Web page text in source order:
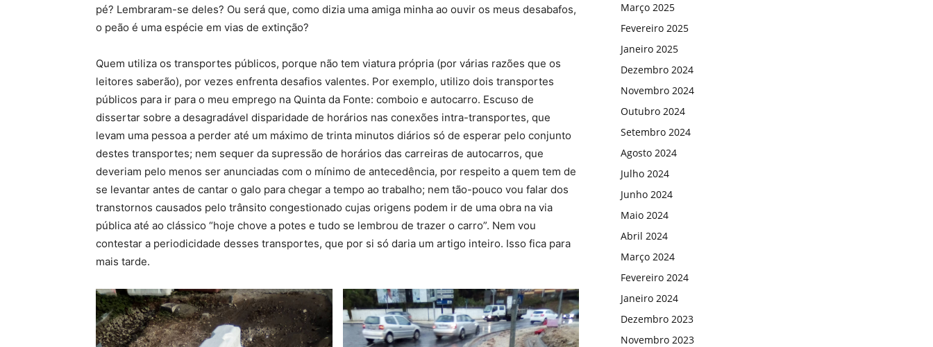
pé? Lembraram-se deles? Ou será que, como dizia uma amiga minha ao ouvir os meus desabafos,
o peão é uma espécie em vias de extinção?
Quem utiliza os transportes públicos, porque não tem viatura própria (por várias razões que os
leitores saberão), por vezes enfrenta desafios valentes. Por exemplo, utilizo dois transportes
públicos para ir para o meu emprego na Quinta da Fonte: comboio e autocarro. Escuso de
dissertar sobre a desagradável disparidade de horários nas conexões intra-transportes, que
levam uma pessoa a perder até um máximo de trinta minutos diários só de esperar pelo conjunto
destes transportes; nem sequer da supressão de horários das carreiras de autocarros, que
deveriam pelo menos ser anunciadas com o mínimo de antecedência, por respeito a quem tem de
se levantar antes de cantar o galo para chegar a tempo ao trabalho; nem tão-pouco vou falar dos
transtornos causados pelo trânsito congestionado cujas origens podem ir de uma obra na via
pública até ao clássico “hoje chove a potes e tudo se lembrou de trazer o carro”. Nem vou
contestar a periodicidade desses transportes, que por si só daria um artigo inteiro. Isso fica para
mais tarde.
Março 2025
Fevereiro 2025
Janeiro 2025
Dezembro 2024
Novembro 2024
Outubro 2024
Setembro 2024
Agosto 2024
Julho 2024
Junho 2024
Maio 2024
Abril 2024
Março 2024
Fevereiro 2024
Janeiro 2024
Dezembro 2023
Novembro 2023